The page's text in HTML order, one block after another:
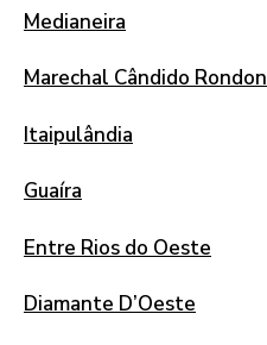
Medianeira
Marechal Cândido Rondon
Itaipulândia
Guaíra
Entre Rios do Oeste
Diamante D’Oeste